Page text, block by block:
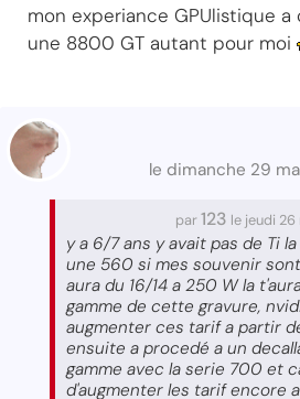
mon experiance GPUlistique
une 8800 GT autant pour moi
le dimanche 29
par123 le jeudi 26
y a 6/7 ans y avait pas de Ti
une 560 si mes souvenir
aura du 16/14 a 250 W la
gamme de cette gravure,
augmenter ces tarif a partir
ensuite a procedé a un
gamme avec la serie 700 et
d'augmenter les tarif encore